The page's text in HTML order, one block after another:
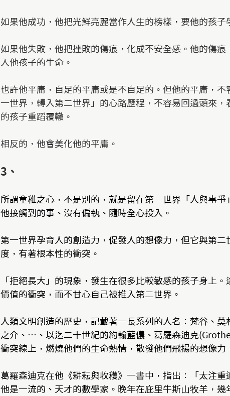
如果他成功，他把光鮮亮麗當作人生的榜樣，要他的孩子
如果他失敗，他把挫敗的傷痕，化成不安全感。他的傷
入他孩子的生命。
也許他平庸，自足的平庸或是不自足的。但他的平庸，
一世界，轉入第二世界」的心路歷程，不容易回過頭來
的孩子重蹈覆轍。
相反的，他會美化他的平庸。
3、
所謂童稚之心，不是別的，就是留在第一世界「人與事
他接觸到的事、沒有偏執、隨時全心投入。
第一世界孕育人的創造力，促發人的想像力，但它與第
度，有著根本性的衝突。
「拒絕長大」的現象，發生在很多比較敏感的孩子身上
價值的衝突，而不甘心自己被推入第二世界。
人類文明創造的歷史，記載著一長系列的人名：梵谷、
之介、⋯、以迄二十世紀的約翰藍儂、葛羅森迪克
衝突線上，燃燒他們的生命熱情，散發他們飛揚的想像力
葛羅森迪克在他《耕耘與收穫》一書中，指出：「太注重
他是一流的、天才的數學家。晚年在庇里牛斯山牧羊，幾